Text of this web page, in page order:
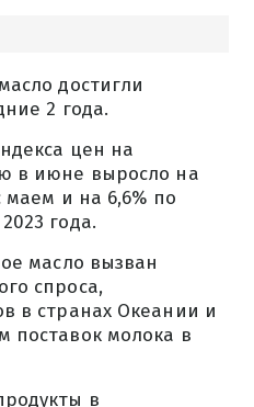
достигли
2 года.
цен на
в июне выросло на
маем и на 6,6% по
года.
масло вызван
спроса,
в странах Океании и
поставок молока в
в